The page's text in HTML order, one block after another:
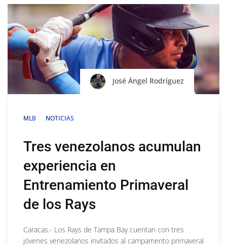
José Ángel Rodríguez
MLB NOTICIAS
Tres venezolanos acumulan
experiencia en
Entrenamiento Primaveral
de los Rays
Caracas.- Los Rays de Tampa Bay cuentan con tres
jóvenes venezolanos invitados al campamento primaveral